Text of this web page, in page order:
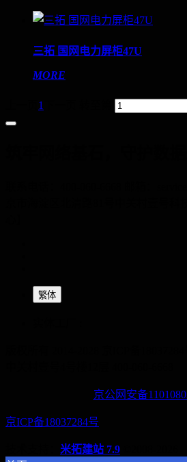
三拓 国网电力屏柜47U
MORE
1
繁体
京公网安备
京ICP备18037284号
米拓建站 7.9